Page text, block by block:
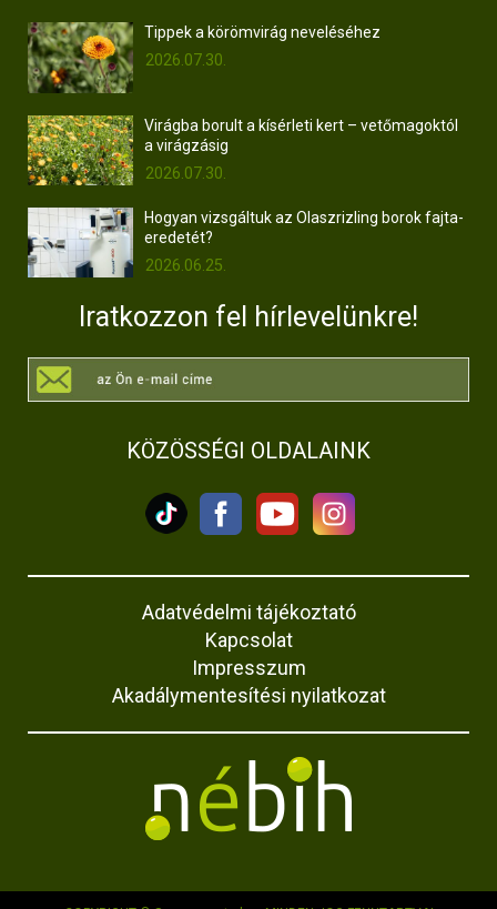
Tippek a körömvirág neveléséhez
2026.07.30.
Virágba borult a kísérleti kert – vetőmagoktól
a virágzásig
2026.07.30.
Hogyan vizsgáltuk az Olaszrizling borok fajta-
eredetét?
2026.06.25.
Iratkozzon fel hírlevelünkre!
KÖZÖSSÉGI OLDALAINK
Adatvédelmi tájékoztató
Kapcsolat
Impresszum
Akadálymentesítési nyilatkozat